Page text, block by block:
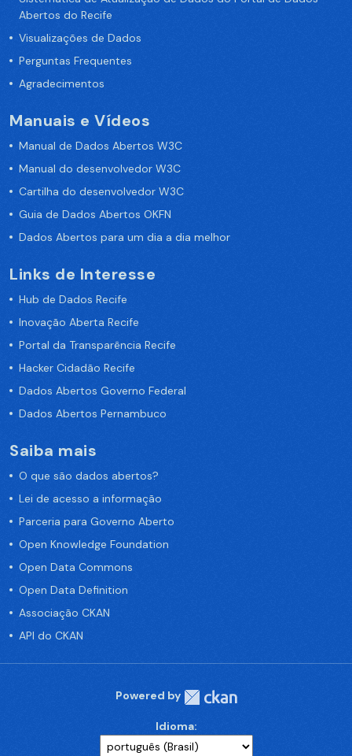
Abertos do Recife
Visualizações de Dados
Perguntas Frequentes
Agradecimentos
Manuais e Vídeos
Manual de Dados Abertos W3C
Manual do desenvolvedor W3C
Cartilha do desenvolvedor W3C
Guia de Dados Abertos OKFN
Dados Abertos para um dia a dia melhor
Links de Interesse
Hub de Dados Recife
Inovação Aberta Recife
Portal da Transparência Recife
Hacker Cidadão Recife
Dados Abertos Governo Federal
Dados Abertos Pernambuco
Saiba mais
O que são dados abertos?
Lei de acesso a informação
Parceria para Governo Aberto
Open Knowledge Foundation
Open Data Commons
Open Data Definition
Associação CKAN
API do CKAN
Powered by
Idioma